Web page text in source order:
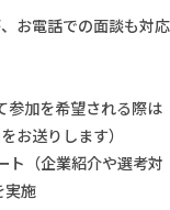
お電話での面談も対応
参加を希望される際は
お送りします）
ト（企業紹介や選考対
実施